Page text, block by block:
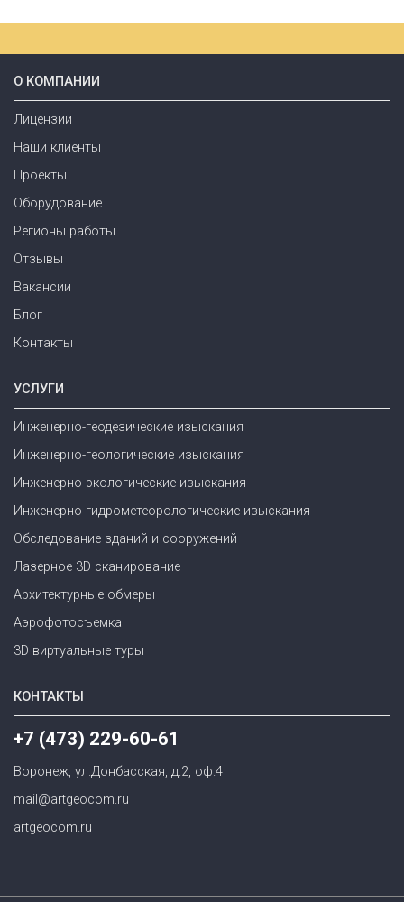
О КОМПАНИИ
Лицензии
Наши клиенты
Проекты
Оборудование
Регионы работы
Отзывы
Вакансии
Блог
Контакты
УСЛУГИ
Инженерно-геодезические изыскания
Инженерно-геологические изыскания
Инженерно-экологические изыскания
Инженерно-гидрометеорологические изыскания
Обследование зданий и сооружений
Лазерное 3D сканирование
Архитектурные обмеры
Аэрофотосъемка
3D виртуальные туры
КОНТАКТЫ
+7 (473) 229-60-61
Воронеж, ул.Донбасская, д.2, оф.4
mail@artgeocom.ru
artgeocom.ru